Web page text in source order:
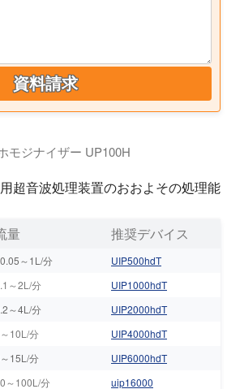
資料請求
モジナイザー UP100H
超音波処理装置のおおよその処理能
量 推奨デバイス
～1L/分
UIP500hdT
～2L/分
UIP1000hdT
～4L/分
UIP2000hdT
10L/分
UIP4000hdT
15L/分
UIP6000hdT
～100L/分
uip16000